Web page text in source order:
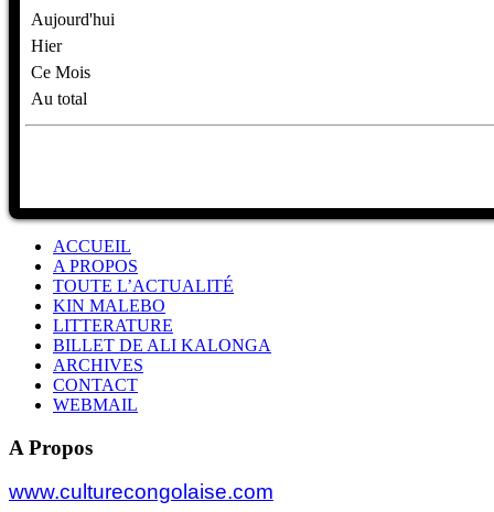
Aujourd'hui
Hier
Ce Mois
Au total
ACCUEIL
A PROPOS
TOUTE L’ACTUALITÉ
KIN MALEBO
LITTERATURE
BILLET DE ALI KALONGA
ARCHIVES
CONTACT
WEBMAIL
A Propos
www.culturecongolaise.com